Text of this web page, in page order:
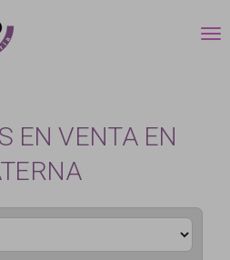
EN VENTA EN